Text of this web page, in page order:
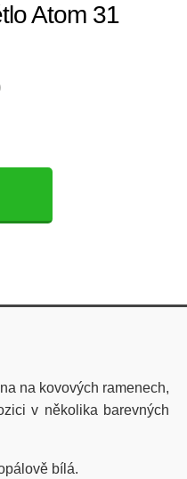
Atom 31
na kovových ramenech,
v několika barevných
bílá.